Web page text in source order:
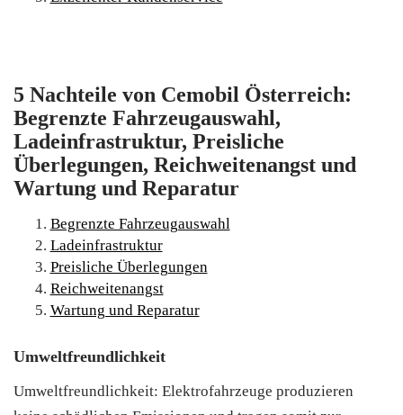
5 Nachteile von Cemobil Österreich:
Begrenzte Fahrzeugauswahl,
Ladeinfrastruktur, Preisliche
Überlegungen, Reichweitenangst und
Wartung und Reparatur
Begrenzte Fahrzeugauswahl
Ladeinfrastruktur
Preisliche Überlegungen
Reichweitenangst
Wartung und Reparatur
Umweltfreundlichkeit
Umweltfreundlichkeit: Elektrofahrzeuge produzieren